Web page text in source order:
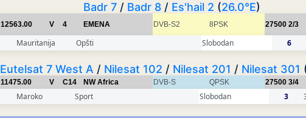
Badr 7/ Badr 8/ Es'hail 2 (26.0°E)
12563.00 V 4 EMENA DVB-S2 8PSK 27500 2/3
Mauritanija Opšti Slobodan 6
Eutelsat 7 West A / Nilesat 102 / Nilesat 201 / Nilesat 301
11475.00 V C14 NW Africa DVB-S QPSK 27500 3/4
Maroko Sport Slobodan 3